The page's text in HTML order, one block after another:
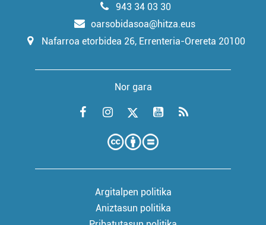
943 34 03 30
oarsobidasoa@hitza.eus
Nafarroa etorbidea 26, Errenteria-Orereta 20100
Nor gara
Argitalpen politika
Aniztasun politika